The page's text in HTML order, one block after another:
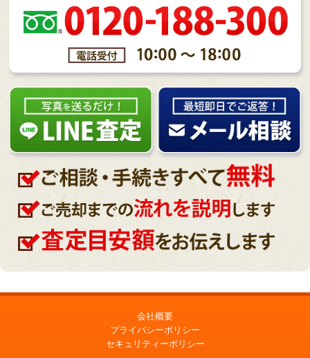
会社概要
プライバシーポリシー
セキュリティーポリシー